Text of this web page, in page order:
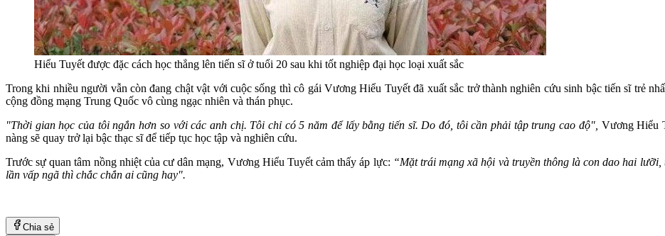
Hiểu Tuyết được đặc cách học thẳng lên tiến sĩ ở tuổi 20 sau khi tốt nghiệp đại học loại xuất sắc
Trong khi nhiều người vẫn còn đang chật vật với cuộc sống thì cô gái Vương Hiểu Tuyết đã xuất sắc trở thành nghiên cứu sinh bậc tiến sĩ trẻ
cộng đồng mạng Trung Quốc vô cùng ngạc nhiên và thán phục.
"Thời gian học của tôi ngắn hơn so với các anh chị. Tôi chỉ có 5 năm để lấy bằng tiến sĩ. Do đó, tôi cần phải tập trung cao độ", Vương Hiểu
nàng sẽ quay trở lại bậc thạc sĩ để tiếp tục học tập và nghiên cứu.
Trước sự quan tâm nồng nhiệt của cư dân mạng, Vương Hiểu Tuyết cảm thấy áp lực: “Mặt trái mạng xã hội và truyền thông là con dao hai
lần vấp ngã thì chắc chắn ai cũng hay".
Chia sẻ